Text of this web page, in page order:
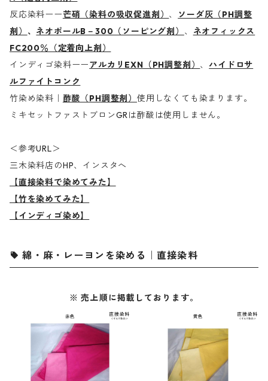
反応染料ーー芒硝（染料の吸収促進剤） 、 ソーダ灰（PH調整
剤） 、 ネオポールB－300（ソーピング剤） 、 ネオフィックス
FC200％（定着向上剤）
インディゴ染料ーーアルカリEXN（PH調整剤） 、 ハイドロサ
ルファイトコンク
竹染め染料｜ 酢酸（PH調整剤）使用しなくても染まります。
ミキセットファストブロンGRは酢酸は使用しません。
＜参考URL＞
三木染料店のHP、インスタへ
【直接染料で染めてみた】
【竹を染めてみた】
【インディゴ染め】
綿・麻・レーヨンを染める｜直接染料
※ 売上順に掲載しております。